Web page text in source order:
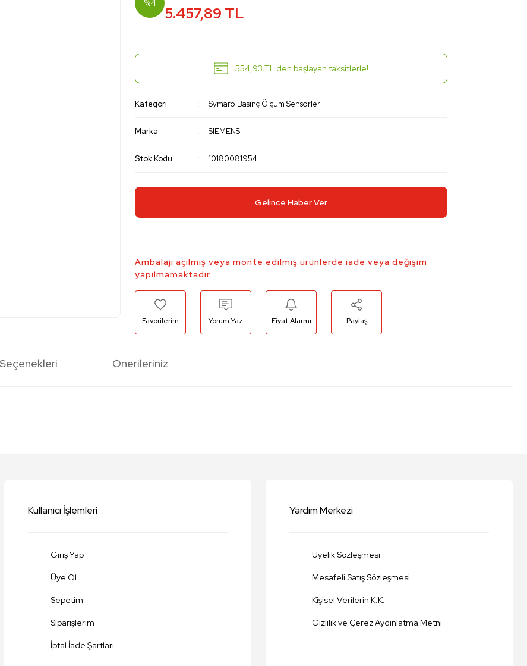
%4
5.457,89 TL
554,93 TL den başlayan taksitlerle!
Kategori Symaro Basınç Ölçüm Sensörleri
Marka SIEMENS
Stok Kodu 10180081954
Gelince Haber Ver
Ambalajı açılmış veya monte edilmiş ürünlerde iade veya değişim
yapılmamaktadır.
Yorum Yaz Fiyat Alarmı Paylaş
Önerileriniz
Kullanıcı İşlemleri
Giriş Yap
Üye Ol
Sepetim
Siparişlerim
İptal İade Şartları
Yardım Merkezi
Üyelik Sözleşmesi
Mesafeli Satış Sözleşmesi
Kişisel Verilerin K.K.
Gizlilik ve Çerez Aydınlatma Metni